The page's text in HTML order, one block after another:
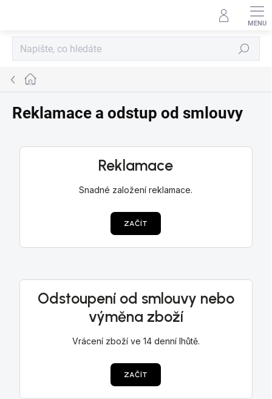
Hledat
Domů
Reklamace a odstup od smlouvy